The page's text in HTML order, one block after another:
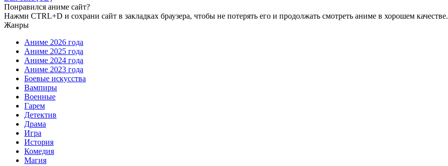
Понравился аниме сайт?
Нажми CTRL+D и сохрани сайт в закладках браузера, чтобы не потерять его и продолжать смотреть аниме в хорошем качестве.
Жанры
Аниме 2026 года
Аниме 2025 года
Аниме 2024 года
Аниме 2023 года
Боевые искусства
Вампиры
Военные
Гарем
Детектив
Драма
Игра
История
Комедия
Магия